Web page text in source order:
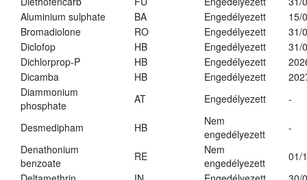
Aluminium sulphate
BA Engedélyezett
15/
Bromadiolone
RO Engedélyezett
31/
Diclofop
HB Engedélyezett
31/
Dichlorprop-P
HB Engedélyezett
Dicamba
HB Engedélyezett
Diammonium
phosphate
AT Engedélyezett -
Desmedipham HB
Nem
engedélyezett
-
Denathonium
benzoate
RE
Nem
engedélyezett
01/